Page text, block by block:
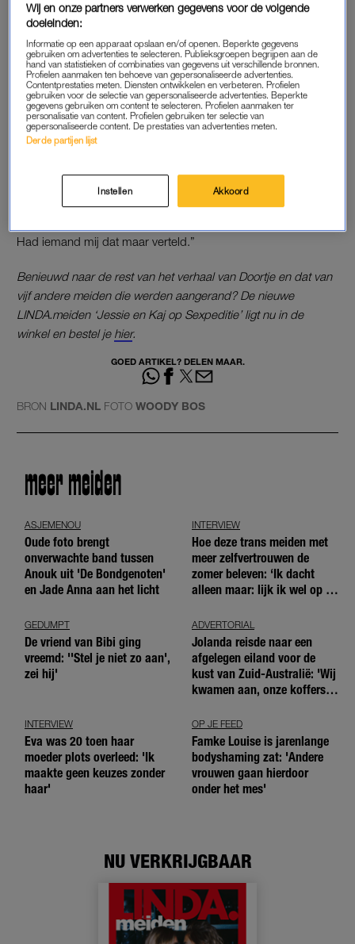
Tatjana is dik: ‘Woorden als ‘maatje meer’ maken het alleen
maar ongemakkelijk’
#METOO
De 24-jarige vertelt dat ze zich verraden en leeg voelde. Ze
aanranding was, waarmee het ‘grijze gebied’ een naam
kreeg.” Later deelde Doortje haar verhaal met jonge meiden
Had iemand mij dat maar verteld.”
Benieuwd naar de rest van het verhaal van Doortje en dat van
vijf andere meiden die werden aangerand? De nieuwe
LINDA.meiden ‘Jessie en Kaj op Sexpeditie’ ligt nu in de
winkel en bestel je hier.
GOED ARTIKEL? DELEN MAAR.
BRON LINDA.NL FOTO WOODY BOS
meer meiden
ASJEMENOU
Oude foto brengt
onverwachte band tussen
Anouk uit 'De Bondgenoten'
en Jade Anna aan het licht
INTERVIEW
Hoe deze trans meiden met
meer zelfvertrouwen de
zomer beleven: ‘Ik dacht
alleen maar: lijk ik wel op de
GEDUMPT
De vriend van Bibi ging
vreemd: ''Stel je niet zo aan',
zei hij'
ADVERTORIAL
Jolanda reisde naar een
afgelegen eiland voor de
kust van Zuid-Australië: 'Wij
kwamen aan, onze koffers
INTERVIEW
Eva was 20 toen haar
moeder plots overleed: 'Ik
maakte geen keuzes zonder
haar'
OP JE FEED
Famke Louise is jarenlange
bodyshaming zat: 'Andere
vrouwen gaan hierdoor
onder het mes'
NU VERKRIJGBAAR
Wij en onze partners verwerken gegevens voor de volgende
doeleinden:
Informatie op een apparaat opslaan en/of openen. Beperkte gegevens
gebruiken om advertenties te selecteren. Publieksgroepen begrijpen aan de
hand van statistieken of combinaties van gegevens uit verschillende bronnen.
Profielen aanmaken ten behoeve van gepersonaliseerde advertenties.
Contentprestaties meten. Diensten ontwikkelen en verbeteren. Profielen
gebruiken voor de selectie van gepersonaliseerde advertenties. Beperkte
gegevens gebruiken om content te selecteren. Profielen aanmaken ter
personalisatie van content. Profielen gebruiken ter selectie van
gepersonaliseerde content. De prestaties van advertenties meten.
Derde partijen lijst
Instellen Akkoord